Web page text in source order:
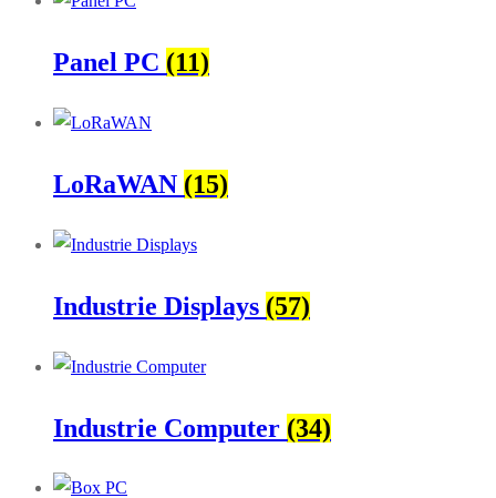
Panel PC (11)
LoRaWAN (15)
Industrie Displays (57)
Industrie Computer (34)